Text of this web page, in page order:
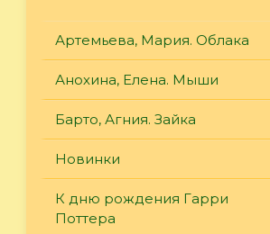
Артемьева, Мария. Облака
Анохина, Елена. Мыши
Барто, Агния. Зайка
Новинки
К дню рождения Гарри
Поттера